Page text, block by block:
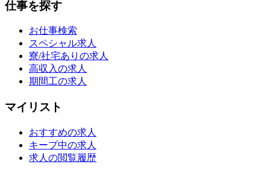
仕事を探す
お仕事検索
スペシャル求人
寮/社宅ありの求人
高収入の求人
期間工の求人
マイリスト
おすすめの求人
キープ中の求人
求人の閲覧履歴